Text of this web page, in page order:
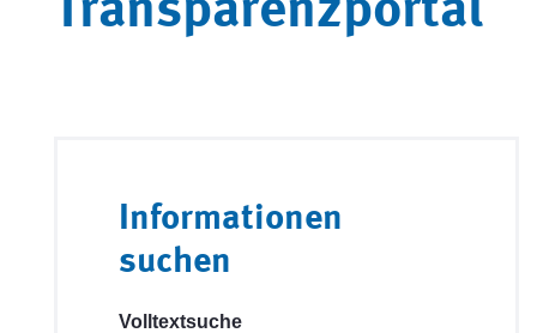
Transparenzportal
Informationen
suchen
Volltextsuche